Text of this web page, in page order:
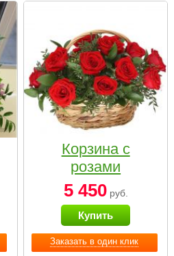
Заказать в один клик
Корзина с
розами
«Красный
Париж»
5 450руб.
Купить